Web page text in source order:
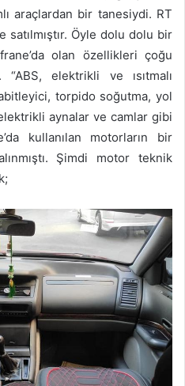
araçlardan bir tanesiydi. RT
satılmıştır. Öyle dolu dolu bir
olan özellikleri çoğu
elektrikli ve ısıtmalı
torpido soğutma, yol
aynalar ve camlar gibi
kullanılan motorların bir
Şimdi motor teknik